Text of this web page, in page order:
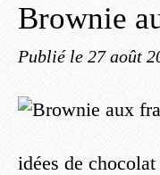
Brownie
Publié le 27 août
idées de